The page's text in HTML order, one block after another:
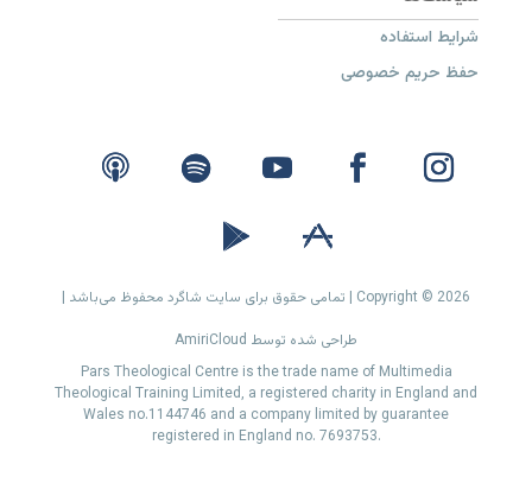
شرایط استفاده
حفظ حریم خصوصی
Copyright © 2026 | تمامی حقوق برای سایت شاگرد محفوظ می‌باشد |
طراحی شده توسط AmiriCloud
Pars Theological Centre is the trade name of Multimedia
Theological Training Limited, a registered charity in England and
Wales no.1144746 and a company limited by guarantee
registered in England no. 7693753.